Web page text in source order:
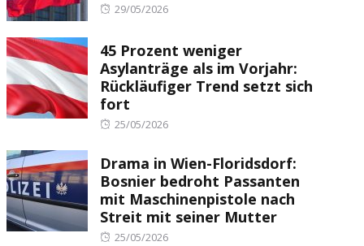
Posted
29/05/2026
45 Prozent weniger
Asylanträge als im Vorjahr:
Rückläufiger Trend setzt sich
fort
Posted
25/05/2026
Drama in Wien-Floridsdorf:
Bosnier bedroht Passanten
mit Maschinenpistole nach
Streit mit seiner Mutter
Posted
25/05/2026